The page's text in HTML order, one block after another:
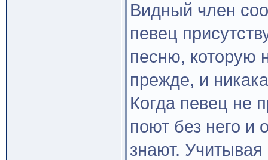
Видный член
певец
песню, которую
прежде, и
Когда певец не
поют без него и
знают. Учитывая